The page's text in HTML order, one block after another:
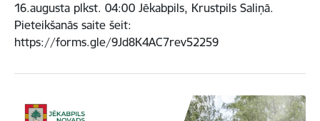
16.augusta plkst. 04:00 Jēkabpils, Krustpils Saliņā.
Pieteikšanās saite šeit:
https://forms.gle/9Jd8K4AC7rev52259